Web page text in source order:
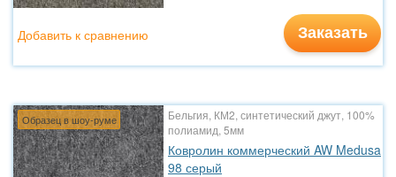
Заказать
Добавить к сравнению
Образец в шоу-руме
Бельгия, КМ2, синтетический джут, 100%
полиамид, 5мм
Ковролин коммерческий AW Medusa
98 серый